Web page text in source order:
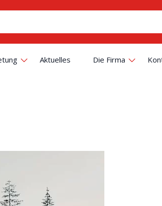
Aktuelles Die Firma